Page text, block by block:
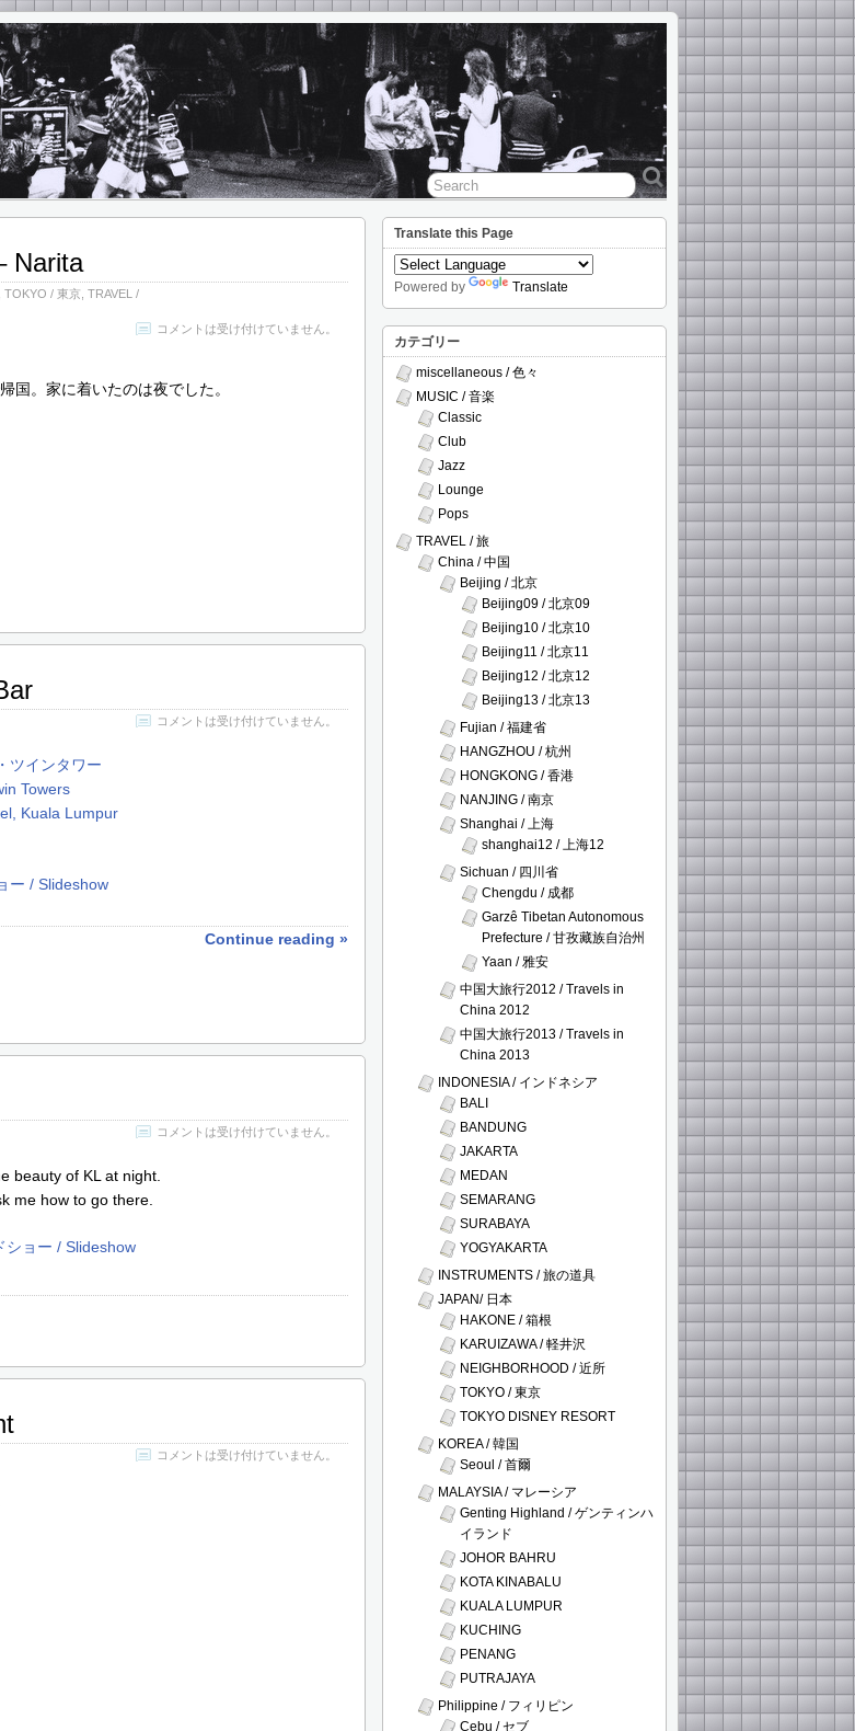
Narita
TOKYO / 東京 TRAVEL /
コメントは受け付けていません。
国。家に着いたのは夜でした。
コメントは受け付けていません。
ツインタワー
Towers
Kuala Lumpur
ー / Slideshow
Continue reading »
コメントは受け付けていません。
beauty of KL at night.
me how to go there.
ショー / Slideshow
コメントは受け付けていません。
Translate this Page
Powered by Translate
カテゴリー
miscellaneous / 色々
MUSIC / 音楽
Classic
Club
Jazz
Lounge
Pops
TRAVEL / 旅
China / 中国
Beijing / 北京
Beijing09 / 北京09
Beijing10 / 北京10
Beijing11 / 北京11
Beijing12 / 北京12
Beijing13 / 北京13
Fujian / 福建省
HANGZHOU / 杭州
HONGKONG / 香港
NANJING / 南京
Shanghai / 上海
shanghai12 / 上海12
Sichuan / 四川省
Chengdu / 成都
Garzê Tibetan Autonomous
Prefecture / 甘孜藏族自治州
Yaan / 雅安
中国大旅行2012 / Travels in
China 2012
中国大旅行2013 / Travels in
China 2013
INDONESIA / インドネシア
BALI
BANDUNG
JAKARTA
MEDAN
SEMARANG
SURABAYA
YOGYAKARTA
INSTRUMENTS / 旅の道具
JAPAN/ 日本
HAKONE / 箱根
KARUIZAWA / 軽井沢
NEIGHBORHOOD / 近所
TOKYO / 東京
TOKYO DISNEY RESORT
KOREA / 韓国
Seoul / 首爾
MALAYSIA / マレーシア
Genting Highland / ゲンティンハ
イランド
JOHOR BAHRU
KOTA KINABALU
KUALA LUMPUR
KUCHING
PENANG
PUTRAJAYA
Philippine / フィリピン
Cebu / セブ